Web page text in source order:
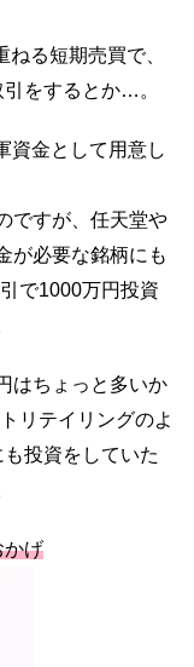
る短期売買で、
をするとか…。
資金として用意し
ですが、任天堂や
が必要な銘柄にも
で1000万円投資
はちょっと多いか
リテイリングのよ
投資をしていた
かげ